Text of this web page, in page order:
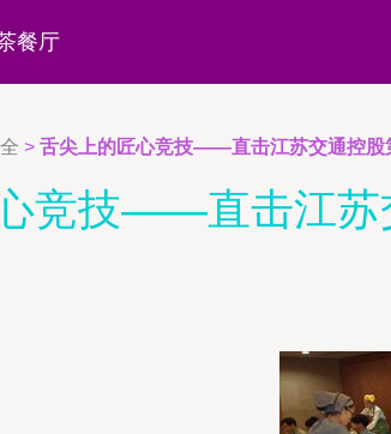
餐厅
> 舌尖上的匠心竞技——直击江苏交通控股
竞技——直击江苏